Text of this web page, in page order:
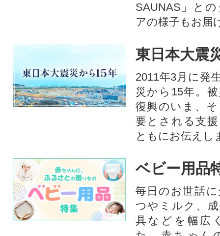
SAUNAS」と
アの様子もお届
東日本大震
2011年3月に発
災から15年。
復興のいま、
要とされる支
ともにお伝えし
ベビー用品
毎日のお世話
つやミルク、
具などを幅広